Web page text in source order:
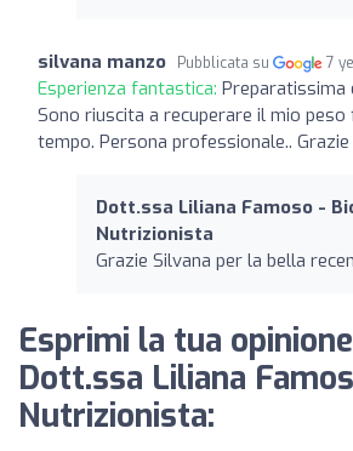
silvana manzo Pubblicata su 7
Esperienza fantastica: Preparatissima
Sono riuscita a recuperare il mio
tempo. Persona professionale.. Grazie
Dott.ssa Liliana Famoso -
Nutrizionista
Grazie Silvana per la bella
Esprimi la tua
Dott.ssa Liliana
Nutrizionista: